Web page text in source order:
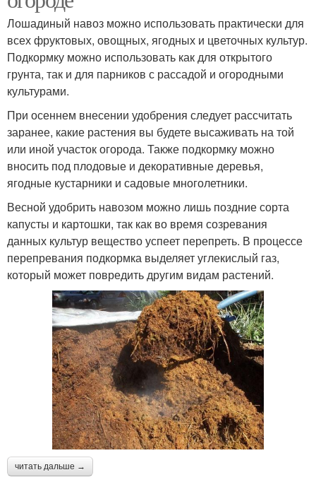
Лошадиный навоз можно использовать практически для
всех фруктовых, овощных, ягодных и цветочных культур.
Подкормку можно использовать как для открытого
грунта, так и для парников с рассадой и огородными
культурами.
При осеннем внесении удобрения следует рассчитать
заранее, какие растения вы будете высаживать на той
или иной участок огорода. Также подкормку можно
вносить под плодовые и декоративные деревья,
ягодные кустарники и садовые многолетники.
Весной удобрить навозом можно лишь поздние сорта
капусты и картошки, так как во время созревания
данных культур вещество успеет перепреть. В процессе
перепревания подкормка выделяет углекислый газ,
который может повредить другим видам растений.
читать дальше →